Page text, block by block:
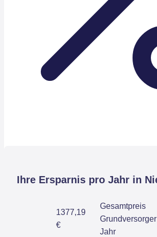
Ihre Ersparnis pro Jahr in
1377,19
€
Gesamtpreis
Jahr